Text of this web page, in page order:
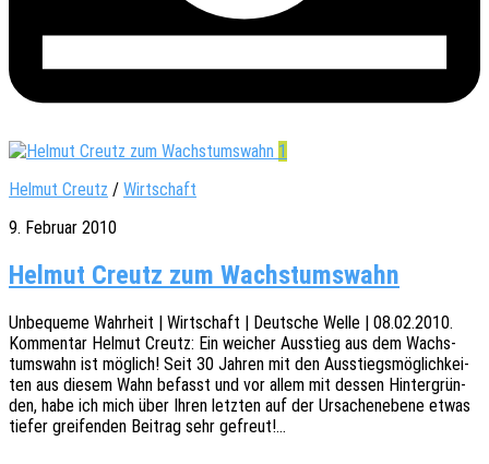
1
Helmut Creutz / Wirtschaft
9. Februar 2010
Helmut Creutz zum Wachstumswahn
Unbe­que­me Wahr­heit | Wirt­schaft | Deut­sche Welle | 08.02.2010.
Kommen­tar Helmut Creutz: Ein weicher Ausstieg aus dem Wachs­
tums­wahn ist möglich! Seit 30 Jahren mit den Ausstiegs­mög­lich­kei­
ten aus diesem Wahn befasst und vor allem mit dessen Hinter­grün­
den, habe ich mich über Ihren letz­ten auf der Ursa­chen­ebe­ne etwas
tiefer grei­fen­den Beitrag sehr gefreut!…